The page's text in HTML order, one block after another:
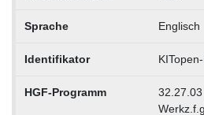
Sprache Englisch
Identifikator
HGF-Programm